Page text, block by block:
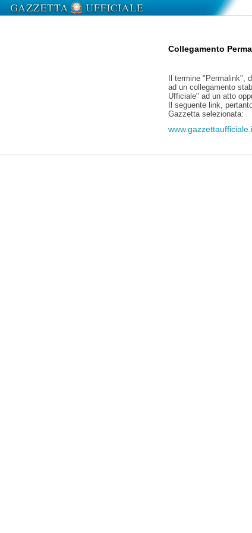
Collegamento
Il termine "Permalink",
ad un collegamento
Ufficiale" ad un atto
Il seguente link,
Gazzetta selezionata: